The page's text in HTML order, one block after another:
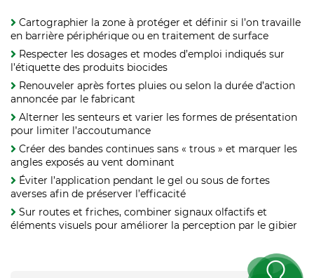
Cartographier la zone à protéger et définir si l’on travaille
en barrière périphérique ou en traitement de surface
Respecter les dosages et modes d’emploi indiqués sur
l’étiquette des produits biocides
Renouveler après fortes pluies ou selon la durée d’action
annoncée par le fabricant
Alterner les senteurs et varier les formes de présentation
pour limiter l’accoutumance
Créer des bandes continues sans « trous » et marquer les
angles exposés au vent dominant
Éviter l’application pendant le gel ou sous de fortes
averses afin de préserver l’efficacité
Sur routes et friches, combiner signaux olfactifs et
éléments visuels pour améliorer la perception par le gibier